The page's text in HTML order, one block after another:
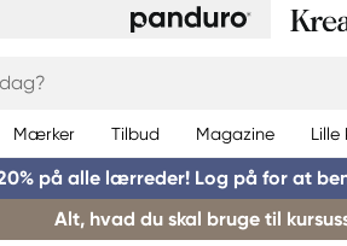
Mærker Tilbud Magazine Lille
på alle lærreder! Log på for at
Alt, hvad du skal bruge til